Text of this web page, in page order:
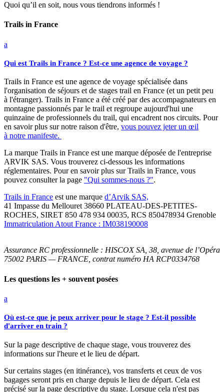
Quoi qu’il en soit, nous vous tiendrons informés !
Trails in France
a
Qui est Trails in France ? Est-ce une agence de voyage ?
Trails in France est une agence de voyage spécialisée dans
l'organisation de séjours et de stages trail en France (et un petit peu
à l'étranger). Trails in France a été créé par des accompagnateurs en
montagne passionnés par le trail et regroupe aujourd'hui une
quinzaine de professionnels du trail, qui encadrent nos circuits. Pour
en savoir plus sur notre raison d'être, vous pouvez jeter un œil
à notre manifeste.
La marque Trails in France est une marque déposée de l'entreprise
ARVIK SAS. Vous trouverez ci-dessous les informations
réglementaires. Pour en savoir plus sur Trails in France, vous
pouvez consulter la page "Qui sommes-nous ?".
Trails in France est une marque d’Arvik SAS,
41 Impasse du Mellouret 38660 PLATEAU-DES-PETITES-
ROCHES, SIRET 850 478 934 00035, RCS 850478934 Grenoble
Immatriculation Atout France : IM038190008
Assurance RC professionnelle : HISCOX SA, 38, avenue de l’Opéra
75002 PARIS — FRANCE, contrat numéro HA RCP0334768
Les questions les + souvent posées
a
Où est-ce que je peux arriver pour le stage ? Est-il possible
d'arriver en train ?
Sur la page descriptive de chaque stage, vous trouverez des
informations sur l'heure et le lieu de départ.
Sur certains stages (en itinérance), vos transferts et ceux de vos
bagages seront pris en charge depuis le lieu de départ. Cela est
précisé sur la page descriptive du stage. Lorsque cela n'est pas